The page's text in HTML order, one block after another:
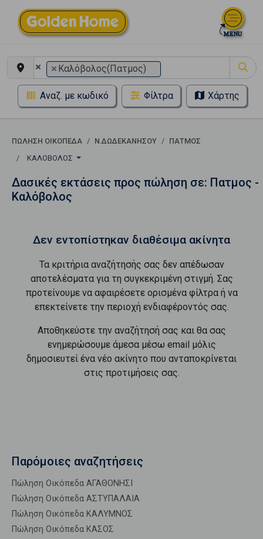
× × Καλόβολος(Πατμος)
Αναζ. με κωδικό Φίλτρα Χάρτης
ΠΏΛΗΣΗ ΟΙΚΌΠΕΔΑ Ν.ΔΩΔΕΚΑΝΗΣΟΥ
ΠΑΤΜΟΣ
ΚΑΛΌΒΟΛΟΣ
Δασικές εκτάσεις προς πώληση σε: Πατμος -
Καλόβολος
Δεν εντοπίστηκαν διαθέσιμα ακίνητα
Τα κριτήρια αναζήτησής σας δεν απέδωσαν
αποτελέσματα για τη συγκεκριμένη στιγμή. Σας
προτείνουμε να αφαιρέσετε ορισμένα φίλτρα ή να
επεκτείνετε την περιοχή ενδιαφέροντός σας.
Αποθηκεύστε την αναζήτησή σας και θα σας
ενημερώσουμε άμεσα μέσω email μόλις
δημοσιευτεί ένα νέο ακίνητο που ανταποκρίνεται
στις προτιμήσεις σας.
Παρόμοιες αναζητήσεις
Πώληση Οικόπεδα ΑΓΑΘΟΝΗΣΙ
Πώληση Οικόπεδα ΑΣΤΥΠΑΛΑΙΑ
Πώληση Οικόπεδα ΚΑΛΥΜΝΟΣ
Πώληση Οικόπεδα ΚΑΣΟΣ